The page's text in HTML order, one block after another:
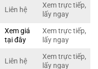
Liên hệ
Xem trực tiếp,
lấy ngay
Xem giá
tại đây
Xem trực tiếp,
lấy ngay
Liên hệ
Xem trực tiếp,
lấy ngay